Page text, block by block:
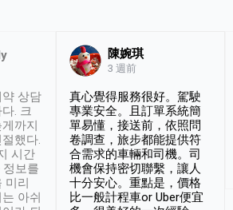
상담
. 크
까지
했다.
시간
정보를
리
아쉬
陳婉琪
3 週前
真心覺得服務很好。駕駛
專業安全。且訂單系統簡
單易懂，接送前，依照問
卷調查，旅步都能提供符
合需求的車輛和司機。司
機會保持密切聯繫，讓人
十分安心。重點是，價格
比一般計程車or Uber便宜